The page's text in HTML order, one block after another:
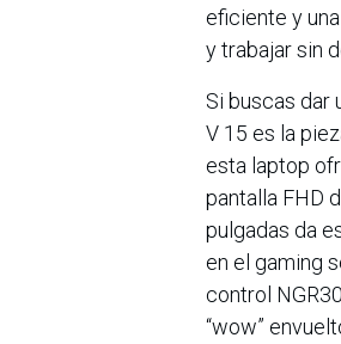
eficiente y
y trabajar sin
Si buscas dar
V 15 es la
esta laptop
pantalla FHD
pulgadas da
en el gaming
control
“wow”